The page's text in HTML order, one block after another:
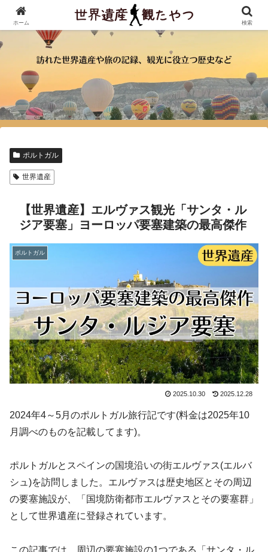
ポルトガル
世界遺産
【世界遺産】エルヴァス観光「サンタ・ル
ジア要塞」ヨーロッパ要塞建築の最高傑作
ポルトガル
2025.10.30 2025.12.28
2024年4～5月のポルトガル旅行記です(料金は2025年10
月調べのものを記載してます)。
ポルトガルとスペインの国境沿いの街エルヴァス(エルバ
シュ)を訪問しました。エルヴァスは歴史地区とその周辺
の要塞施設が、「国境防衛都市エルヴァスとその要塞群」
として世界遺産に登録されています。
ホーム 検索